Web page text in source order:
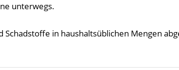
unterwegs.
in haushaltsüblichen Mengen